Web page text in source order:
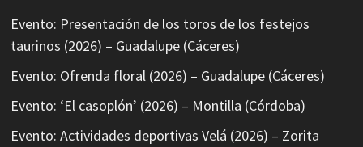
Evento: Presentación de los toros de los festejos
taurinos (2026) – Guadalupe (Cáceres)
Evento: Ofrenda floral (2026) – Guadalupe (Cáceres)
Evento: ‘El casoplón’ (2026) – Montilla (Córdoba)
Evento: Actividades deportivas Velá (2026) – Zorita